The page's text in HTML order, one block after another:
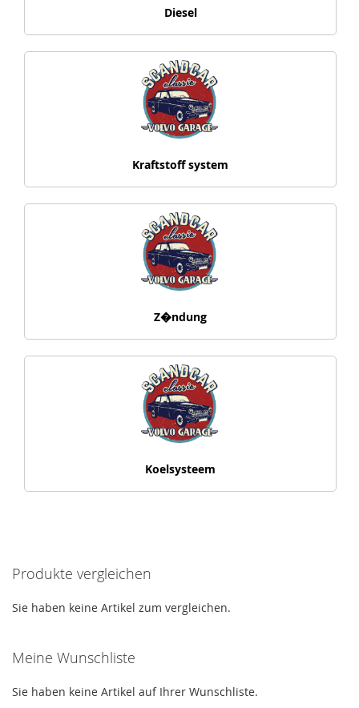
Diesel
Kraftstoff system
Z�ndung
Koelsysteem
Produkte vergleichen
Sie haben keine Artikel zum vergleichen.
Meine Wunschliste
Sie haben keine Artikel auf Ihrer Wunschliste.